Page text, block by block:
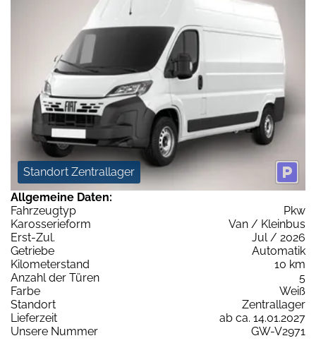
Standort Zentrallager
Allgemeine Daten:
Fahrzeugtyp
Pkw
Karosserieform
Van / Kleinbus
Erst-Zul.
Jul / 2026
Getriebe
Automatik
Kilometerstand
10 km
Anzahl der Türen
5
Farbe
Weiß
Standort
Zentrallager
Lieferzeit
ab ca. 14.01.2027
Unsere Nummer
GW-V2971